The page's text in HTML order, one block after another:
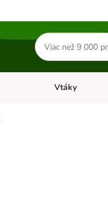
Hľadať
produkty
Otvoriť menu:
Vtáky